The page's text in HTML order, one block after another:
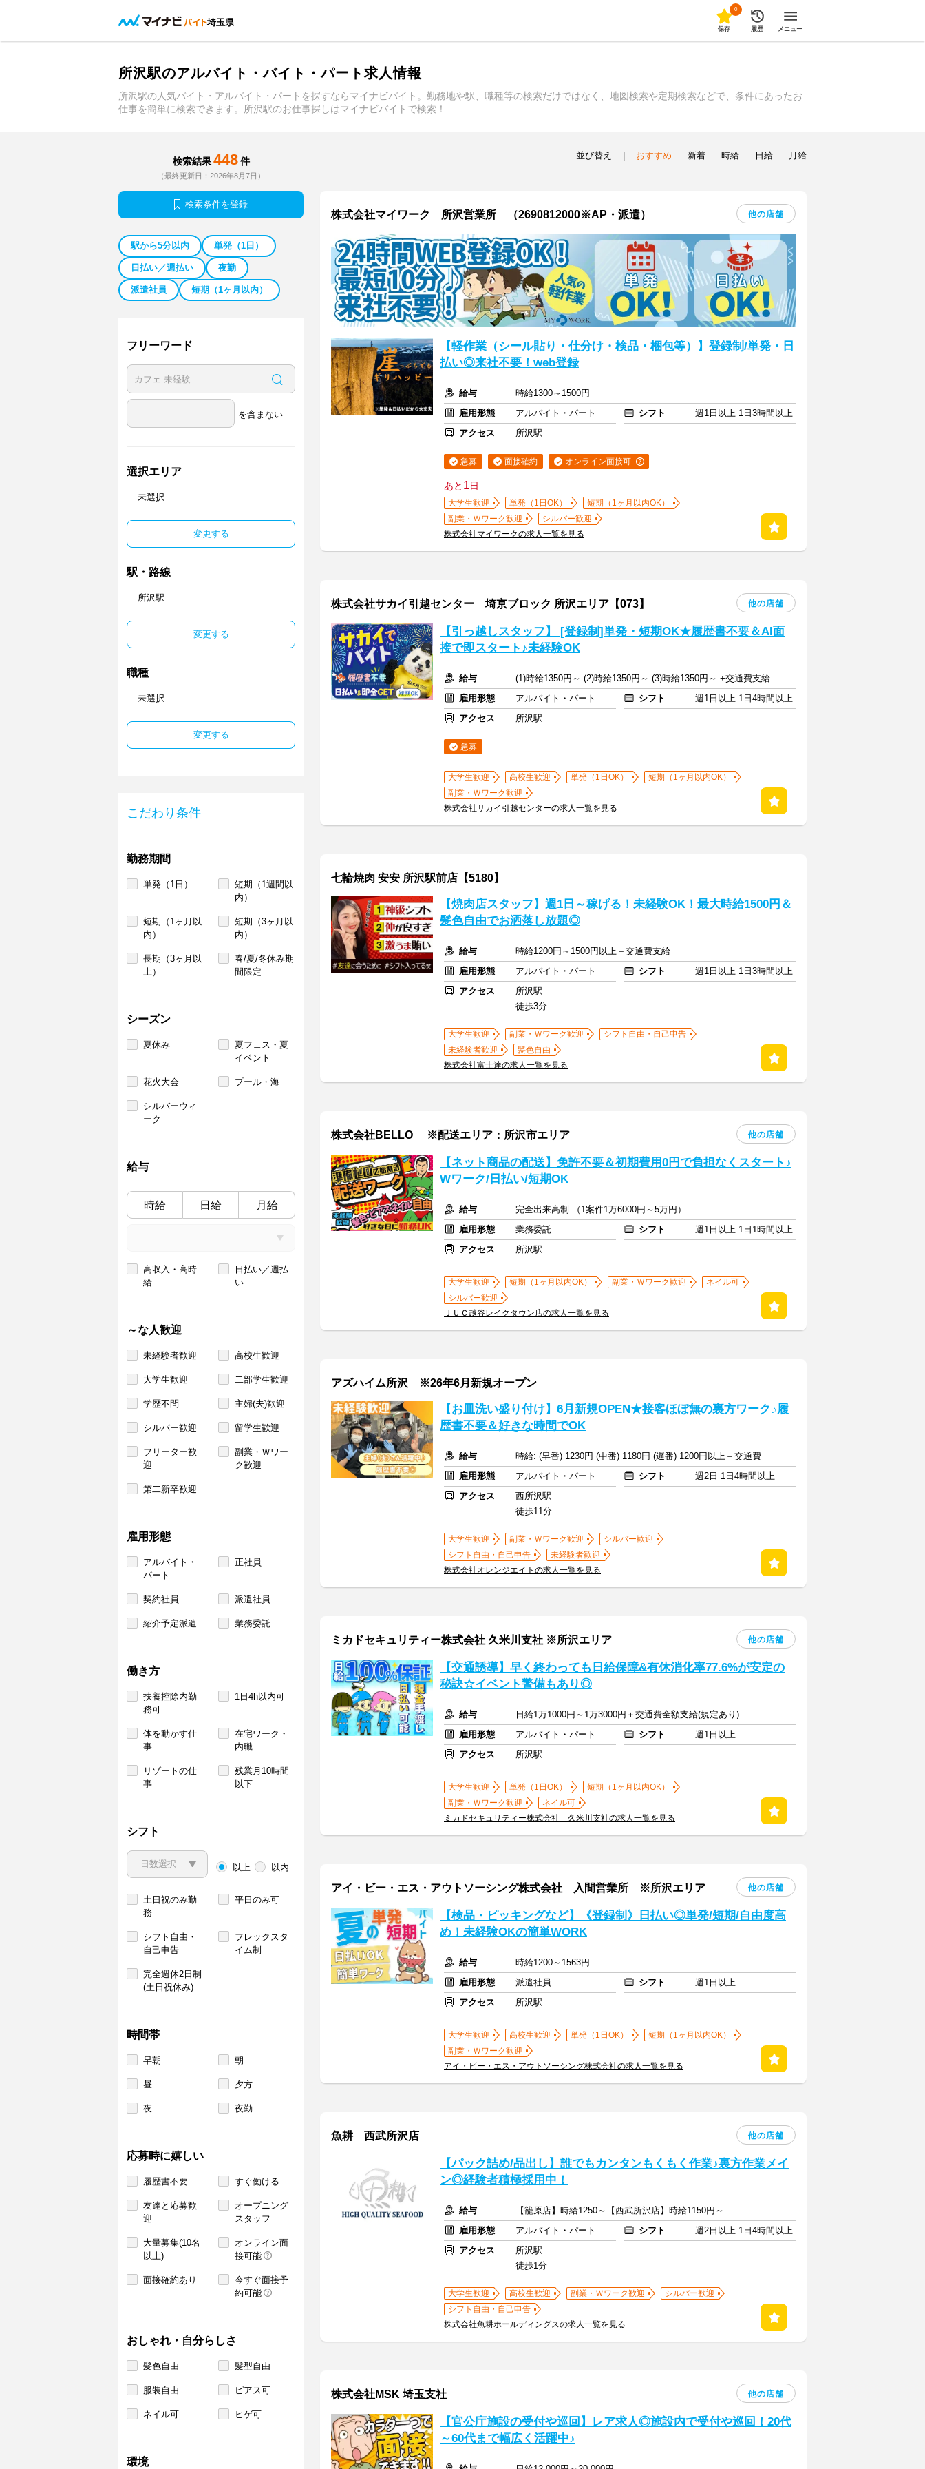
埼玉県
0
保存 履歴 メニュー
所沢駅のアルバイト・バイト・パート求人情報
所沢駅の人気バイト・アルバイト・パートを探すならマイナビバイト。勤務地や駅、職種等の検索だけではなく、地図検索や定期検索などで、条件にあったお
仕事を簡単に検索できます。所沢駅のお仕事探しはマイナビバイトで検索！
検索結果 448 件
（最終更新日：2026年8月7日）
検索条件を登録
駅から5分以内 単発（1日）
日払い／週払い 夜勤
派遣社員 短期（1ヶ月以内）
フリーワード
を含まない
選択エリア
未選択
変更する
駅・路線
所沢駅
変更する
職種
未選択
変更する
こだわり条件
勤務期間
単発（1日）
短期（1週間以
内）
短期（1ヶ月以
内）
短期（3ヶ月以
内）
長期（3ヶ月以
上）
春/夏/冬休み期
間限定
シーズン
夏休み
夏フェス・夏
イベント
花火大会 プール・海
シルバーウィ
ーク
給与
時給 日給 月給
高収入・高時
給
日払い／週払
い
～な人歓迎
未経験者歓迎 高校生歓迎
大学生歓迎 二部学生歓迎
学歴不問 主婦(夫)歓迎
シルバー歓迎 留学生歓迎
フリーター歓
迎
副業・Ｗワー
ク歓迎
第二新卒歓迎
雇用形態
アルバイト・
パート
正社員
契約社員 派遣社員
紹介予定派遣 業務委託
働き方
扶養控除内勤
務可
1日4h以内可
体を動かす仕
事
在宅ワーク・
内職
リゾートの仕
事
残業月10時間
以下
シフト
以上 以内
土日祝のみ勤
務
平日のみ可
シフト自由・
自己申告
フレックスタ
イム制
完全週休2日制
(土日祝休み)
時間帯
早朝 朝
昼 夕方
夜 夜勤
応募時に嬉しい
履歴書不要 すぐ働ける
友達と応募歓
迎
オープニング
スタッフ
大量募集(10名
以上)
オンライン面
接可能
面接確約あり
今すぐ面接予
約可能
おしゃれ・自分らしさ
髪色自由 髪型自由
服装自由 ピアス可
ネイル可 ヒゲ可
環境
並び替え おすすめ 新着 時給 日給 月給
株式会社マイワーク 所沢営業所 （2690812000※AP・派遣） 他の店舗
【軽作業（シール貼り・仕分け・検品・梱包等）】登録制/単発・日
払い◎来社不要！web登録
給与
時給1300～1500円
雇用形態
アルバイト・パート シフト
週1日以上 1日3時間以上
アクセス
所沢駅
急募 面接確約 オンライン面接可
あと 1日
大学生歓迎 単発（1日OK）
短期（1ヶ月以内OK）
副業・Ｗワーク歓迎
シルバー歓迎
株式会社マイワークの求人一覧を見る
株式会社サカイ引越センター 埼京ブロック 所沢エリア【073】 他の店舗
【引っ越しスタッフ】 [登録制]単発・短期OK★履歴書不要＆AI面
接で即スタート♪未経験OK
給与
(1)時給1350円～ (2)時給1350円～ (3)時給1350円～ +交通費支給
雇用形態
アルバイト・パート シフト
週1日以上 1日4時間以上
アクセス
所沢駅
急募
大学生歓迎 高校生歓迎 単発（1日OK）
短期（1ヶ月以内OK）
副業・Ｗワーク歓迎
株式会社サカイ引越センターの求人一覧を見る
七輪焼肉 安安 所沢駅前店【5180】
【焼肉店スタッフ】週1日～稼げる！未経験OK！最大時給1500円＆
髪色自由でお洒落し放題◎
給与
時給1200円～1500円以上＋交通費支給
雇用形態
アルバイト・パート シフト
週1日以上 1日3時間以上
アクセス
所沢駅
徒歩3分
大学生歓迎 副業・Ｗワーク歓迎
シフト自由・自己申告
未経験者歓迎
髪色自由
株式会社富士達の求人一覧を見る
株式会社BELLO ※配送エリア：所沢市エリア 他の店舗
【ネット商品の配送】免許不要＆初期費用0円で負担なくスタート♪
Wワーク/日払い/短期OK
給与
完全出来高制 （1案件1万6000円～5万円）
雇用形態
業務委託 シフト
週1日以上 1日1時間以上
アクセス
所沢駅
大学生歓迎 短期（1ヶ月以内OK） 副業・Ｗワーク歓迎
ネイル可
シルバー歓迎
ＪＵＣ越谷レイクタウン店の求人一覧を見る
アズハイム所沢 ※26年6月新規オープン
【お皿洗い盛り付け】6月新規OPEN★接客ほぼ無の裏方ワーク♪履
歴書不要＆好きな時間でOK
給与
時給: (早番) 1230円 (中番) 1180円 (遅番) 1200円以上＋交通費
雇用形態
アルバイト・パート シフト
週2日 1日4時間以上
アクセス
西所沢駅
徒歩11分
大学生歓迎 副業・Ｗワーク歓迎
シルバー歓迎
シフト自由・自己申告
未経験者歓迎
株式会社オレンジエイトの求人一覧を見る
ミカドセキュリティー株式会社 久米川支社 ※所沢エリア 他の店舗
【交通誘導】早く終わっても日給保障&有休消化率77.6%が安定の
秘訣☆イベント警備もあり◎
給与
日給1万1000円～1万3000円＋交通費全額支給(規定あり)
雇用形態
アルバイト・パート シフト
週1日以上
アクセス
所沢駅
大学生歓迎 単発（1日OK）
短期（1ヶ月以内OK）
副業・Ｗワーク歓迎
ネイル可
ミカドセキュリティー株式会社 久米川支社の求人一覧を見る
アイ・ビー・エス・アウトソーシング株式会社 入間営業所 ※所沢エリア 他の店舗
【検品・ピッキングなど】《登録制》日払い◎単発/短期/自由度高
め！未経験OKの簡単WORK
給与
時給1200～1563円
雇用形態
派遣社員 シフト
週1日以上
アクセス
所沢駅
大学生歓迎 高校生歓迎 単発（1日OK）
短期（1ヶ月以内OK）
副業・Ｗワーク歓迎
アイ・ビー・エス・アウトソーシング株式会社の求人一覧を見る
魚耕 西武所沢店 他の店舗
【パック詰め/品出し】誰でもカンタンもくもく作業♪裏方作業メイ
ン◎経験者積極採用中！
給与
【籠原店】時給1250～【西武所沢店】時給1150円～
雇用形態
アルバイト・パート シフト
週2日以上 1日4時間以上
アクセス
所沢駅
徒歩1分
大学生歓迎 高校生歓迎 副業・Ｗワーク歓迎
シルバー歓迎
シフト自由・自己申告
株式会社魚耕ホールディングスの求人一覧を見る
株式会社MSK 埼玉支社 他の店舗
【官公庁施設の受付や巡回】レア求人◎施設内で受付や巡回！20代
～60代まで幅広く活躍中♪